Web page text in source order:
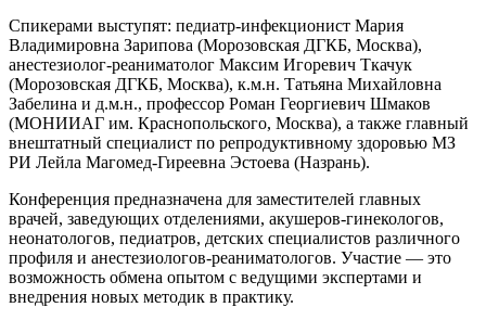
Спикерами выступят: педиатр-инфекционист Мария
Владимировна Зарипова (Морозовская ДГКБ, Москва),
анестезиолог-реаниматолог Максим Игоревич Ткачук
(Морозовская ДГКБ, Москва), к.м.н. Татьяна Михайловна
Забелина и д.м.н., профессор Роман Георгиевич Шмаков
(МОНИИАГ им. Краснопольского, Москва), а также главный
внештатный специалист по репродуктивному здоровью МЗ
РИ Лейла Магомед-Гиреевна Эстоева (Назрань).
Конференция предназначена для заместителей главных
врачей, заведующих отделениями, акушеров-гинекологов,
неонатологов, педиатров, детских специалистов различного
профиля и анестезиологов-реаниматологов. Участие — это
возможность обмена опытом с ведущими экспертами и
внедрения новых методик в практику.